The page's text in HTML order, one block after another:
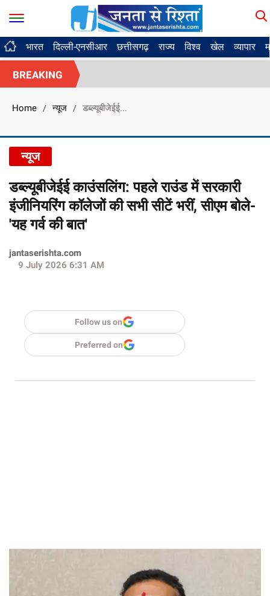
भारत दिल्ली-एनसीआर छत्तीसगढ़ राज्य विश्व खेल व्यापार
BREAKING
Home / न्यूज / डब्ल्यूबीजेईई...
न्यूज
डब्ल्यूबीजेईई काउंसलिंग: पहले राउंड में सरकारी
इंजीनियरिंग कॉलेजों की सभी सीटें भरीं, सीएम बोले-
'यह गर्व की बात'
jantaserishta.com
9 July 2026 6:31 AM
Follow us on
Preferred on